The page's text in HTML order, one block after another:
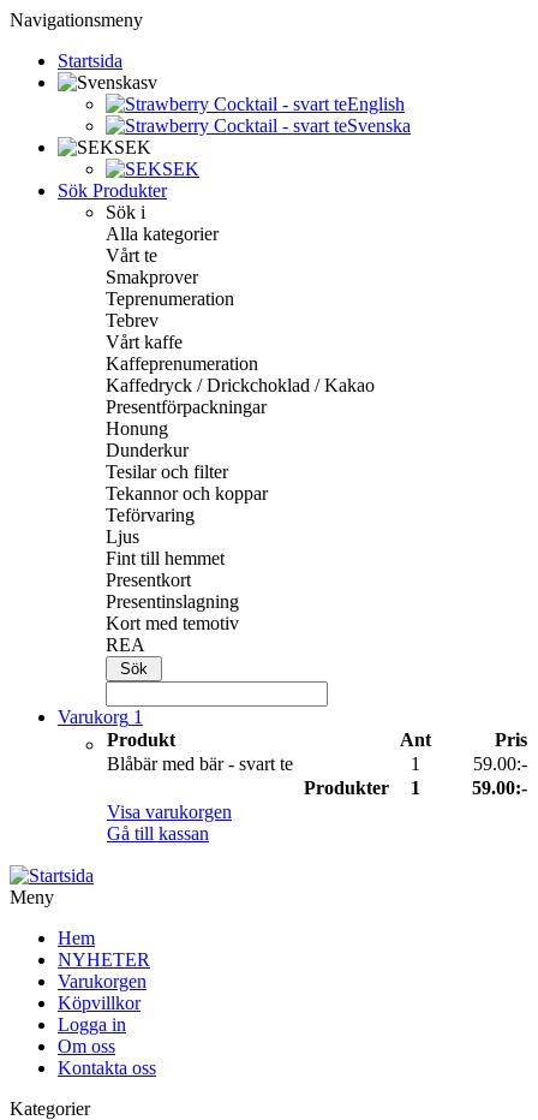
Navigationsmeny
Startsida
sv
English
Svenska
SEK
SEK
Sök Produkter
Sök i
Alla kategorier
Vårt te
Smakprover
Teprenumeration
Tebrev
Vårt kaffe
Kaffeprenumeration
Kaffedryck / Drickchoklad / Kakao
Presentförpackningar
Honung
Dunderkur
Tesilar och filter
Tekannor och koppar
Teförvaring
Ljus
Fint till hemmet
Presentkort
Presentinslagning
Kort med temotiv
REA
Varukorg 1
Produkt
Ant
Pris
Blåbär med bär - svart te
1
59.00:-
Produkter
1
59.00:-
Visa varukorgen
Gå till kassan
Meny
Hem
NYHETER
Varukorgen
Köpvillkor
Logga in
Om oss
Kontakta oss
Kategorier